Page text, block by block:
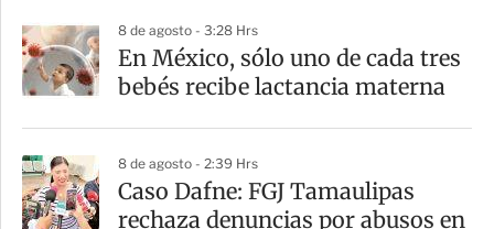
a
r
r
8 de agosto - 3:28 Hrs
En México, sólo uno de cada tres
bebés recibe lactancia materna
8 de agosto - 2:39 Hrs
Caso Dafne: FGJ Tamaulipas
rechaza denuncias por abusos en